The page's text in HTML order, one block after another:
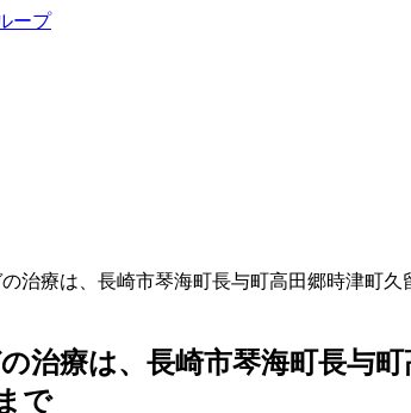
治療は、長崎市琴海町長与町高田郷時津町
治療は、長崎市琴海町長与
で